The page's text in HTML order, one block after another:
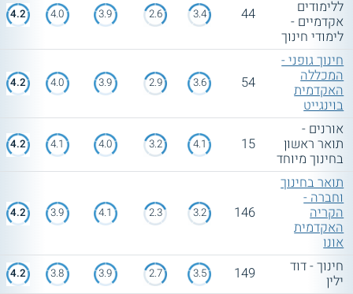
ללימודים
אקדמיים -
לימודי חינוך
44
3.4
2.6
3.9
4.0
4.2
חינוך גופני -
המכללה
האקדמית
בוינגייט
54
3.6
2.9
3.9
4.0
4.2
אורנים -
תואר ראשון
בחינוך מיוחד
15
4.1
3.2
4.0
4.1
4.2
תואר בחינוך
וחברה -
הקריה
האקדמית
אונו
146
3.2
2.3
4.1
3.9
4.2
חינוך - דוד
ילין 149
3.5
2.7
3.9
3.8
4.2